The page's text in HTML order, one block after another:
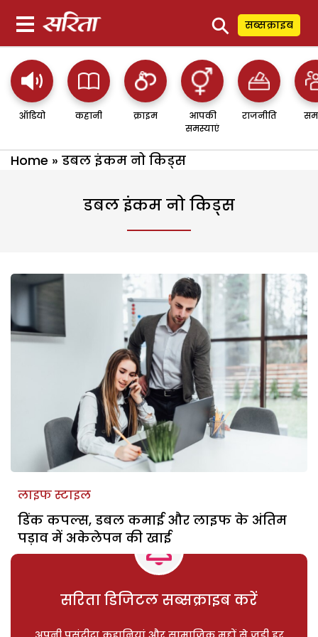
⚲ सब्सक्राइब
ऑडियो कहानी क्राइम
आपकी
समस्याएं
राजनीति
Home » डबल इंकम नो किड्स
डबल इंकम नो किड्स
लाइफ स्टाइल
डिंक कपल्स, डबल कमाई और लाइफ के अंतिम
पड़ाव में अकेलेपन की खाई
सरिता डिजिटल सब्सक्राइब करें